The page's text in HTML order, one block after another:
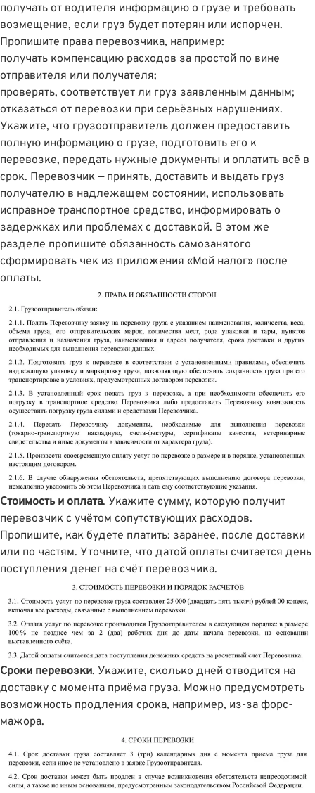
получать от водителя информацию о грузе и требовать
возмещение, если груз будет потерян или испорчен.
Пропишите права перевозчика, например:
получать компенсацию расходов за простой по вине
отправителя или получателя;
проверять, соответствует ли груз заявленным данным;
отказаться от перевозки при серьёзных нарушениях.
Укажите, что грузоотправитель должен предоставить
полную информацию о грузе, подготовить его к
перевозке, передать нужные документы и оплатить всё в
срок. Перевозчик — принять, доставить и выдать груз
получателю в надлежащем состоянии, использовать
исправное транспортное средство, информировать о
задержках или проблемах с доставкой. В этом же
разделе пропишите обязанность самозанятого
сформировать чек из приложения «Мой налог» после
оплаты.
Стоимость и оплата. Укажите сумму, которую получит
перевозчик с учётом сопутствующих расходов.
Пропишите, как будете платить: заранее, после доставки
или по частям. Уточните, что датой оплаты считается день
поступления денег на счёт перевозчика.
Сроки перевозки. Укажите, сколько дней отводится на
доставку с момента приёма груза. Можно предусмотреть
возможность продления срока, например, из-за форс-
мажора.